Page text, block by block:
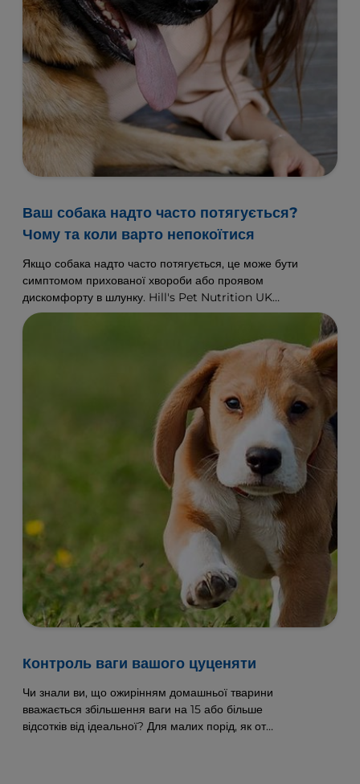
Ваш собака надто часто потягується?
Чому та коли варто непокоїтися
Якщо собака надто часто потягується, це може бути
симптомом прихованої хвороби або проявом
дискомфорту в шлунку. Hill's Pet Nutrition UK
допоможе вам дізнатися, на що слід звертати увагу.
Контроль ваги вашого цуценяти
Чи знали ви, що ожирінням домашньої тварини
вважається збільшення ваги на 15 або більше
відсотків від ідеальної? Для малих порід, як от